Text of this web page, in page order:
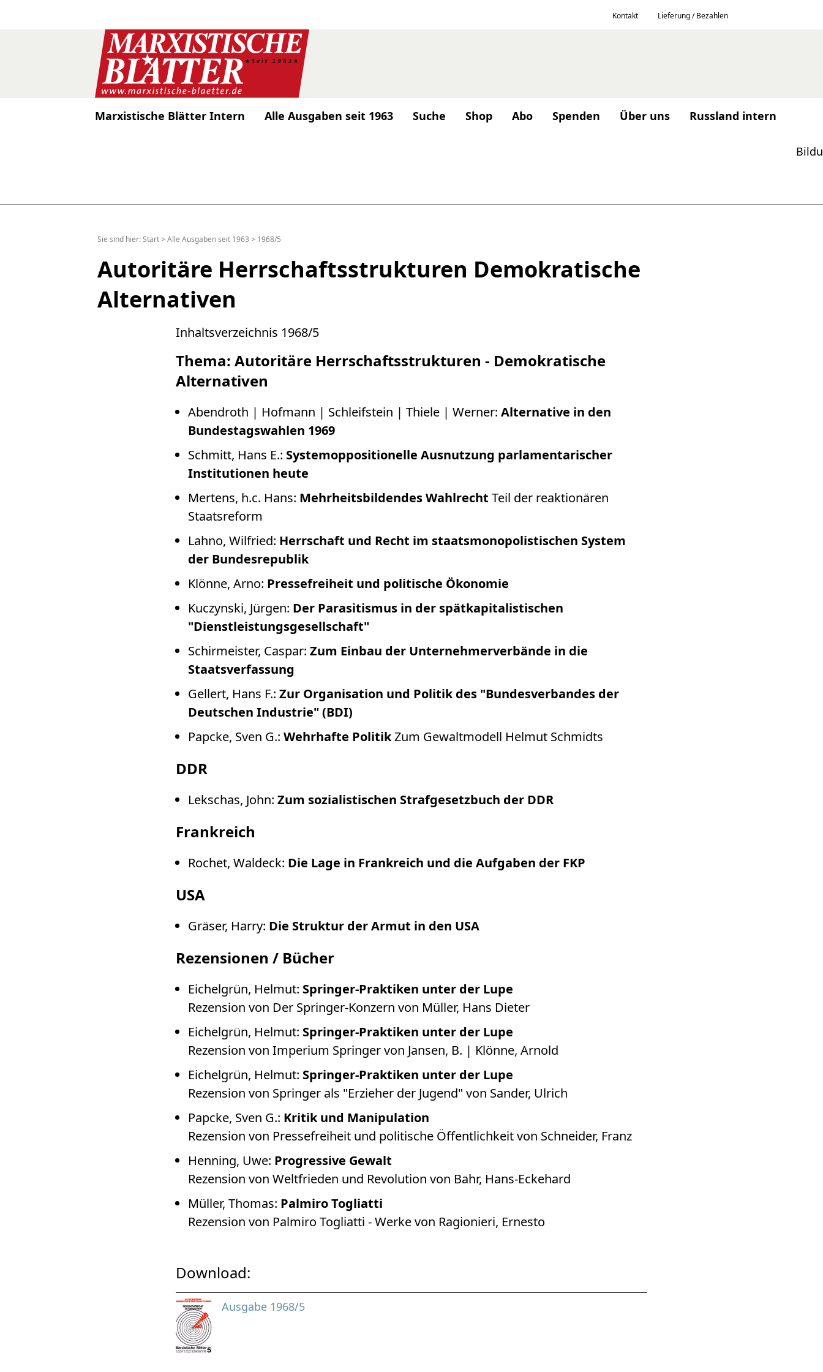
Marxistische Blätter Intern Alle Ausgaben seit 1963 Suche Shop Abo Spenden Über uns Russland intern
Kontakt Lieferung / Bezahlen
Sie sind hier:Start >Alle Ausgaben seit 1963 > 1968/5
Autoritäre Herrschaftsstrukturen Demokratische
Alternativen
Inhaltsverzeichnis 1968/5
Thema: Autoritäre Herrschaftsstrukturen - Demokratische
Alternativen
Abendroth | Hofmann | Schleifstein | Thiele | Werner: Alternative in den
Bundestagswahlen 1969
Schmitt, Hans E.: Systemoppositionelle Ausnutzung parlamentarischer
Institutionen heute
Mertens, h.c. Hans: Mehrheitsbildendes Wahlrecht Teil der reaktionären
Staatsreform
Lahno, Wilfried: Herrschaft und Recht im staatsmonopolistischen System
der Bundesrepublik
Klönne, Arno: Pressefreiheit und politische Ökonomie
Kuczynski, Jürgen: Der Parasitismus in der spätkapitalistischen
"Dienstleistungsgesellschaft"
Schirmeister, Caspar: Zum Einbau der Unternehmerverbände in die
Staatsverfassung
Gellert, Hans F.: Zur Organisation und Politik des "Bundesverbandes der
Deutschen Industrie" (BDI)
Papcke, Sven G.: Wehrhafte PolitikZum Gewaltmodell Helmut Schmidts
DDR
Lekschas, John: Zum sozialistischen Strafgesetzbuch der DDR
Frankreich
Rochet, Waldeck: Die Lage in Frankreich und die Aufgaben der FKP
USA
Gräser, Harry: Die Struktur der Armut in den USA
Rezensionen / Bücher
Eichelgrün, Helmut: Springer-Praktiken unter der Lupe
Rezension von Der Springer-Konzern von Müller, Hans Dieter
Eichelgrün, Helmut: Springer-Praktiken unter der Lupe
Rezension von Imperium Springer von Jansen, B. | Klönne, Arnold
Eichelgrün, Helmut: Springer-Praktiken unter der Lupe
Rezension von Springer als "Erzieher der Jugend" von Sander, Ulrich
Papcke, Sven G.: Kritik und Manipulation
Rezension von Pressefreiheit und politische Öffentlichkeit von Schneider, Franz
Henning, Uwe: Progressive Gewalt
Rezension von Weltfrieden und Revolution von Bahr, Hans-Eckehard
Müller, Thomas: Palmiro Togliatti
Rezension von Palmiro Togliatti - Werke von Ragionieri, Ernesto
Download:
Ausgabe 1968/5